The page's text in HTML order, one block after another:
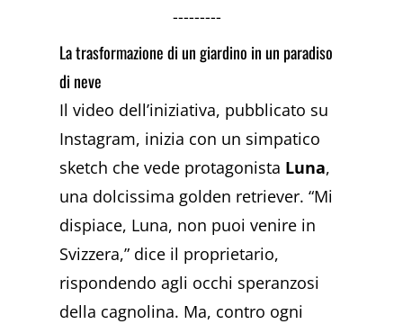
---------
La trasformazione di un giardino in un paradiso
di neve
Il video dell’iniziativa, pubblicato su
Instagram, inizia con un simpatico
sketch che vede protagonista Luna,
una dolcissima golden retriever. “Mi
dispiace, Luna, non puoi venire in
Svizzera,” dice il proprietario,
rispondendo agli occhi speranzosi
della cagnolina. Ma, contro ogni